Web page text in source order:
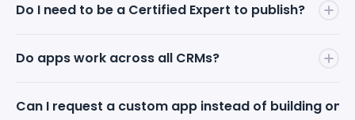
also schedule a call and work directly with a Mapsly
revenue. Mapsly takes zero commission on app
must have an active Mapsly subscription — that's
separated.
Do I need to be a Certified Expert to publish?
monetize and earn moneyfrom apps on the
Mapsly Certified Expert. Certification is free and
Do apps work across all CRMs?
de 15 CRMs principais, então um aplicativo que você
Can I request a custom app instead of building